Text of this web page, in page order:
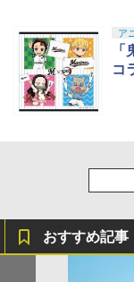
ア
コ
おすすめ記事